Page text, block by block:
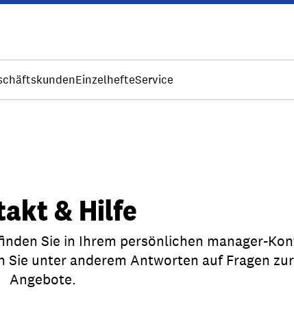
EinzelhefteService
& Hilfe
Sie in Ihrem persönlichen manager-
unter anderem Antworten auf Fragen
Angebote.